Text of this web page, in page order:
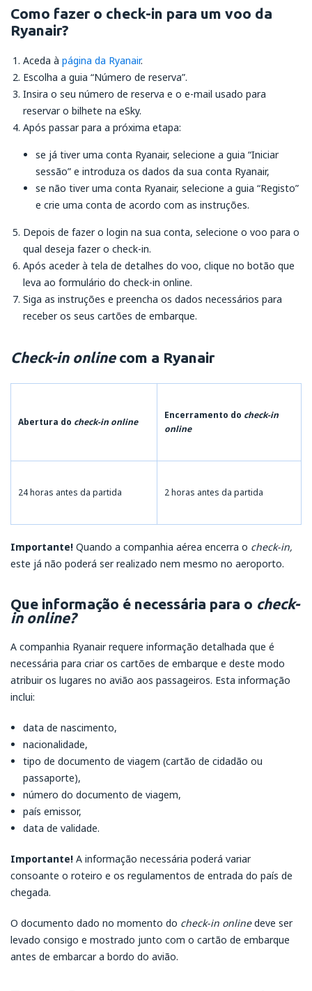
Como fazer o check-in para um voo da
Ryanair?
Aceda à página da Ryanair.
Escolha a guia “Número de reserva”.
Insira o seu número de reserva e o e-mail usado para
reservar o bilhete na eSky.
Após passar para a próxima etapa:
se já tiver uma conta Ryanair, selecione a guia “Iniciar
sessão” e introduza os dados da sua conta Ryanair,
se não tiver uma conta Ryanair, selecione a guia “Registo”
e crie uma conta de acordo com as instruções.
Depois de fazer o login na sua conta, selecione o voo para o
qual deseja fazer o check-in.
Após aceder à tela de detalhes do voo, clique no botão que
leva ao formulário do check-in online.
Siga as instruções e preencha os dados necessários para
receber os seus cartões de embarque.
Check-in onlinecom a Ryanair
Abertura do check-in online
Encerramento do check-in
online
24 horas antes da partida 2 horas antes da partida
Importante! Quando a companhia aérea encerra o check-in,
este já não poderá ser realizado nem mesmo no aeroporto.
Que informação é necessária para o check-
in online?
A companhia Ryanair requere informação detalhada que é
necessária para criar os cartões de embarque e deste modo
atribuir os lugares no avião aos passageiros. Esta informação
inclui:
data de nascimento,
nacionalidade,
tipo de documento de viagem (cartão de cidadão ou
passaporte),
número do documento de viagem,
país emissor,
data de validade.
Importante! A informação necessária poderá variar
consoante o roteiro e os regulamentos de entrada do país de
chegada.
O documento dado no momento do check-in onlinedeve ser
levado consigo e mostrado junto com o cartão de embarque
antes de embarcar a bordo do avião.